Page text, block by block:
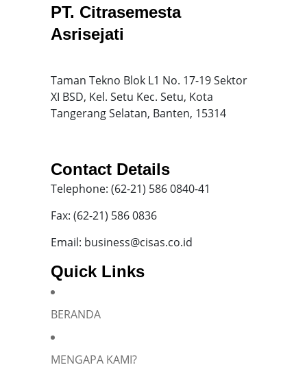
PT. Citrasemesta
Asrisejati
Taman Tekno Blok L1 No. 17-19 Sektor
XI BSD, Kel. Setu Kec. Setu, Kota
Tangerang Selatan, Banten, 15314
Contact Details
Telephone: (62-21) 586 0840-41
Fax: (62-21) 586 0836
Email: business@cisas.co.id
Quick Links
BERANDA
MENGAPA KAMI?